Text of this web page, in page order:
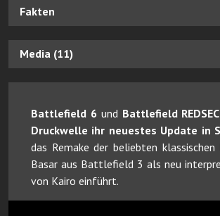
Fakten
Media (11)
Battlefield 6 und Battlefield REDSEC
Druckwelle ihr neuestes Update in
das Remake der beliebten
Basar aus Battlefield 3 als neu
von Kairo einführt.